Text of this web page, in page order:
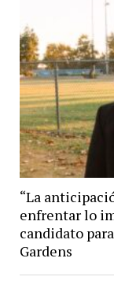
“La
enfrentar lo
candidato
Gardens